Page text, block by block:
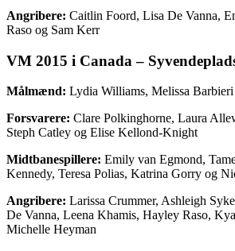
Angribere: Caitlin Foord, Lisa De Vanna,
Raso og Sam Kerr
VM 2015 i Canada –
Målmænd: Lydia Williams, Melissa
Forsvarere: Clare Polkinghorne, Laura
Steph Catley og Elise Kellond-Knight
Midtbanespillere: Emily van Egmond,
Kennedy, Teresa Polias, Katrina Gorry og
Angribere: Larissa Crummer, Ashleigh
De Vanna, Leena Khamis, Hayley Raso,
Michelle Heyman